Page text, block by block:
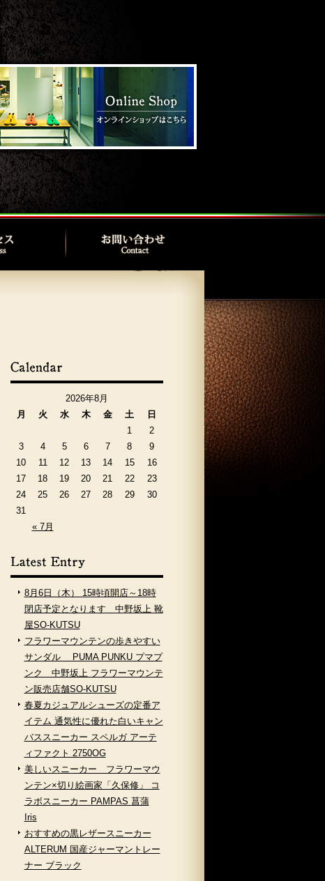
2026年8月
月
火 水 木 金 土 日
« 7月
1
2
3
4 5 6 7 8
9
10
11 12 13 14 15
16
17
18 19 20 21 22
23
24
25 26 27 28 29
30
31
8月6日（木） 15時頃開店～18時
閉店予定となります 中野坂上 靴
屋SO-KUTSU
フラワーマウンテンの歩きやすい
サンダル PUMA PUNKU プマプ
ンク 中野坂上 フラワーマウンテ
ン販売店舗SO-KUTSU
春夏カジュアルシューズの定番ア
イテム 通気性に優れた白いキャン
バススニーカー スペルガ アーテ
ィファクト 2750OG
美しいスニーカー フラワーマウ
ンテン×切り絵画家「久保修」 コ
ラボスニーカー PAMPAS 菖蒲
Iris
おすすめの黒レザースニーカー
ALTERUM 国産ジャーマントレー
ナー ブラック